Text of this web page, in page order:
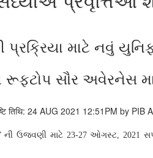
માટે નવું
સૌર અવેરનેસ
तिथि: 24 AUG 2021 12:51PM by PIB
ની ઉજવણી માટે 23-27ઓગસ્ટ, 2021